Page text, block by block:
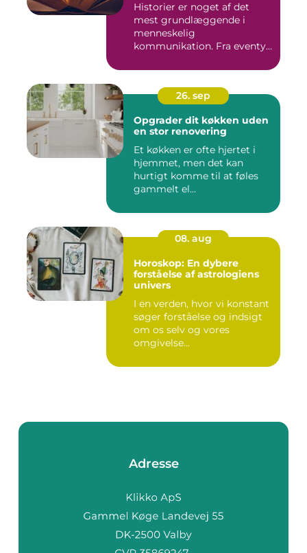
Historier er noget af det
mest grundlæggende i
menneskelig
kommunikation. Fra eventyr
26. sep
Opgrader dit køkken uden
en stor renovering
Et køkken er ofte hjertet i
hjemmet, men det kan
hurtigt komme til at føles
gammelt el...
08. aug
Horoskop: En dybere
forståelse af astrologiens
univers
I en verden, hvor vi konstant
søger forståelse og indsigt
om os selv og vores
omgivelse...
Adresse